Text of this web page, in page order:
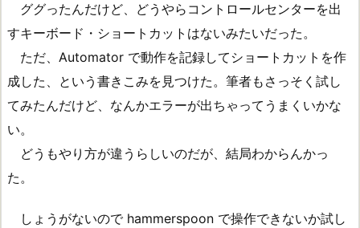
ググったんだけど、どうやらコントロールセンターを出
すキーボード・ショートカットはないみたいだった。
ただ、Automator で動作を記録してショートカットを作
成した、という書きこみを見つけた。筆者もさっそく試し
てみたんだけど、なんかエラーが出ちゃってうまくいかな
い。
どうもやり方が違うらしいのだが、結局わからんかっ
た。
しょうがないので hammerspoon で操作できないか試し